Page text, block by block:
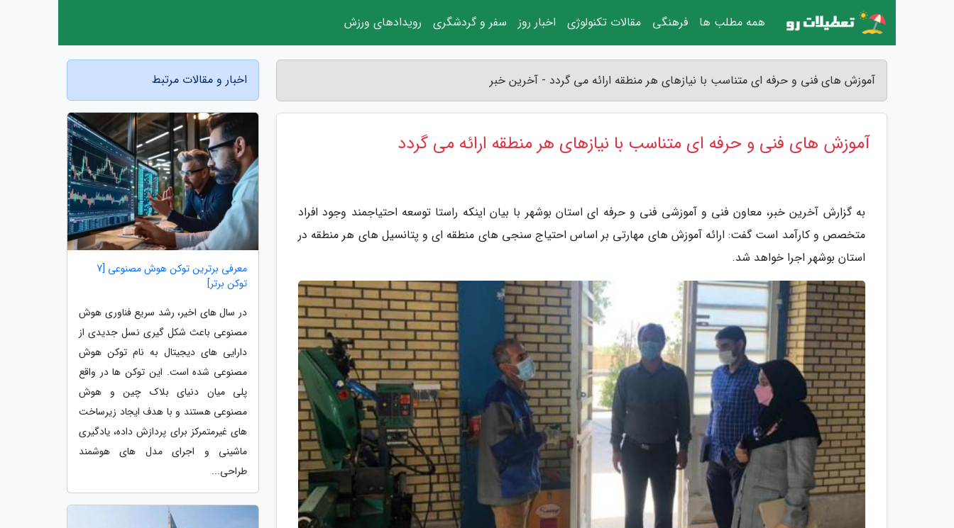
آموزش های فنی و حرفه ای متناسب با نیازهای هر منطقه ارائه می گردد - آخرین خبر
آموزش های فنی و حرفه ای متناسب با نیازهای هر منطقه ارائه می گردد
به گزارش آخرین خبر، معاون فنی و آموزشی فنی و حرفه ای استان بوشهر با بیان اینکه راستا توسعه احتیاجمند وجود افراد
متخصص و کارآمد است گفت: ارائه آموزش های مهارتی بر اساس احتیاج سنجی های منطقه ای و پتانسیل های هر منطقه در
استان بوشهر اجرا خواهد شد.
اخبار و مقالات مرتبط
معرفی برترین توکن هوش مصنوعی [7
توکن برتر]
در سال های اخیر، رشد سریع فناوری هوش
مصنوعی باعث شکل گیری نسل جدیدی از
دارایی های دیجیتال به نام توکن هوش
مصنوعی شده است. این توکن ها در واقع
پلی میان دنیای بلاک چین و هوش
مصنوعی هستند و با هدف ایجاد زیرساخت
های غیرمتمرکز برای پردازش داده، یادگیری
ماشینی و اجرای مدل های هوشمند
طراحی...
همه مطلب ها فرهنگی مقالات تکنولوژی اخبار روز سفر و گردشگری رویدادهای ورزش